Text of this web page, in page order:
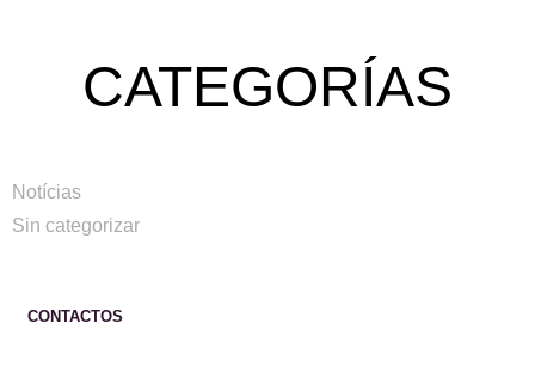
CATEGORÍAS
Notícias
Sin categorizar
CONTACTOS